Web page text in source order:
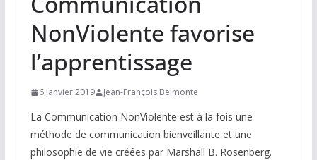
NonViolente favorise
l’apprentissage
6 janvier 2019 Jean-François Belmonte
La Communication NonViolente est à la fois une
méthode de communication bienveillante et une
philosophie de vie créées par Marshall B. Rosenberg.